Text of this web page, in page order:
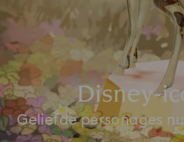
Disney-
Geliefde personages